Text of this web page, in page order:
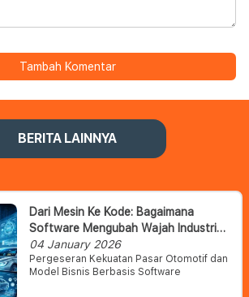
Tambah Komentar
BERITA LAINNYA
Dari Mesin Ke Kode: Bagaimana
Software Mengubah Wajah Industri
Otomotif Dan Daya Saing Pasar
04 January 2026
Pergeseran Kekuatan Pasar Otomotif dan
Model Bisnis Berbasis Software